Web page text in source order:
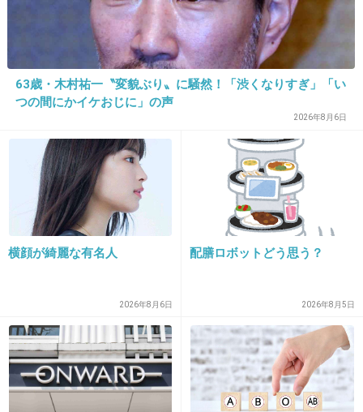
って思った。
ただ、昔の話だからどこでも吸えたんだよね。
34. 匿名2013/08/14(水) 16:25:39
昔の情景を描くのに必要だからでしょ！何でも
かんでも悪影響とか言う奴がいるから、テレビ
がつまらんくなる。アホか！
+35
この映画子供向けに作られてないのに…。
+59 -2
63歳・木村祐一〝変貌ぶり〟に騒然！「渋くなりすぎ」「い
つの間にかイケおじに」の声
2026年8月6日
横顔が綺麗な有名人
2026年8月6日
配膳ロボットどう思う？
2026年8月5日